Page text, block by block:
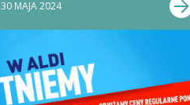
30 MAJA 2024